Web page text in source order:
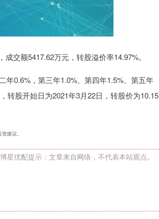
交额5417.62万元，转股溢价率14.97%。
年0.6%，第三年1.0%、第四年1.5%、第五年
转股开始日为2021年3月22日，转股价为10.15
建议。
博星优配提示：文章来自网络，不代表本站观点。
沪深300 4651.31 -6.85 -0.15%